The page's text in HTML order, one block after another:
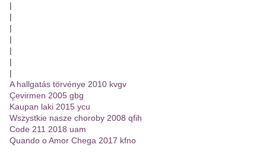
|
|
|
|
|
|
|
A hallgatás törvénye 2010 kvgv
Çevirmen 2005 gbg
Kaupan laki 2015 ycu
Wszystkie nasze choroby 2008 qfih
Code 211 2018 uam
Quando o Amor Chega 2017 kfno